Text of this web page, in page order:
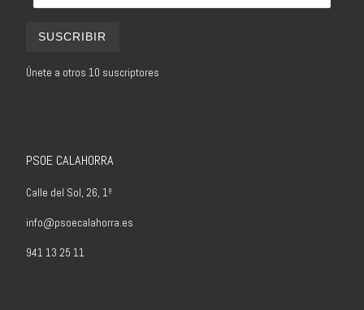
SUSCRIBIR
Únete a otros 10 suscriptores
PSOE CALAHORRA
Calle del Sol, 26, 1º
info@psoecalahorra.es
941 13 25 11